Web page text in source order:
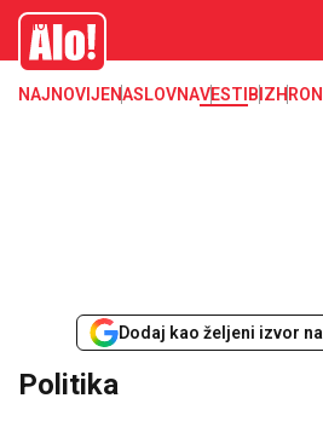
Alo
NAJNOVIJENASLOVNAVESTI BIZ
Dodaj kao željeni izvor
Politika